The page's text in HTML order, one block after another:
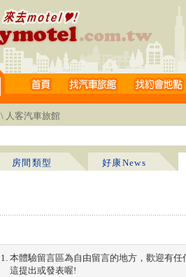
\ 人客汽車旅館
房間類型 好康News
本體驗留言區為自由留言的地方，歡迎有
這提出或發表喔!